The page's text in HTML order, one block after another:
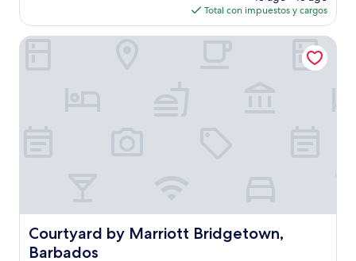
actual
es
de
Total con impuestos y cargos
Courtyard by Marriott Bridgetown,
Barbados
Courtyard by Marriott Bridgetown, Barbados
Courtyard by Marriott Bridgetown, Barbados